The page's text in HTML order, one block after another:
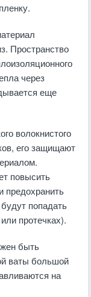
Пространство
через
еще
волокнистого
его защищают
повысить
предохранить
попадать
протечках).
быть
ваты большой
на